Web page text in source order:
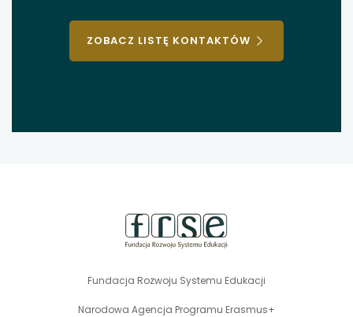
ZOBACZ LISTĘ KONTAKTÓW
Fundacja Rozwoju Systemu Edukacji
Narodowa Agencja Programu Erasmus+